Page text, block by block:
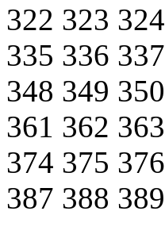
322 323 324
335 336 337
348 349 350
361 362 363
374 375 376
387 388 389